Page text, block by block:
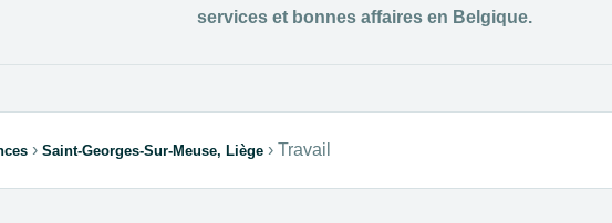
services et bonnes affaires en Belgique.
› Saint-Georges-Sur-Meuse, Liège › Travail